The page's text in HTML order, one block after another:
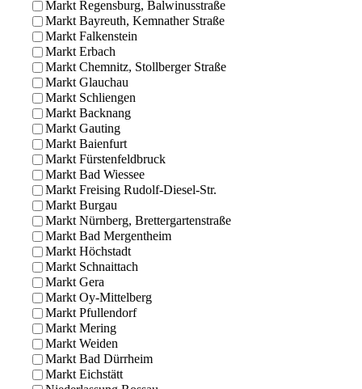
Markt Regensburg, Balwinusstraße
Markt Bayreuth, Kemnather Straße
Markt Falkenstein
Markt Erbach
Markt Chemnitz, Stollberger Straße
Markt Glauchau
Markt Schliengen
Markt Backnang
Markt Gauting
Markt Baienfurt
Markt Fürstenfeldbruck
Markt Bad Wiessee
Markt Freising Rudolf-Diesel-Str.
Markt Burgau
Markt Nürnberg, Brettergartenstraße
Markt Bad Mergentheim
Markt Höchstadt
Markt Schnaittach
Markt Gera
Markt Oy-Mittelberg
Markt Pfullendorf
Markt Mering
Markt Weiden
Markt Bad Dürrheim
Markt Eichstätt